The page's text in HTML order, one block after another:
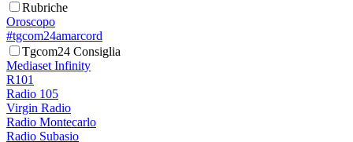
Rubriche
Oroscopo
#tgcom24amarcord
Tgcom24 Consiglia
Mediaset Infinity
R101
Radio 105
Virgin Radio
Radio Montecarlo
Radio Subasio